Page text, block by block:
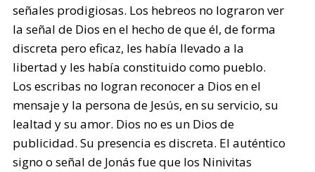
señales prodigiosas. Los hebreos no lograron ver
la señal de Dios en el hecho de que él, de forma
discreta pero eficaz, les había llevado a la
libertad y les había constituido como pueblo.
Los escribas no logran reconocer a Dios en el
mensaje y la persona de Jesús, en su servicio, su
lealtad y su amor. Dios no es un Dios de
publicidad. Su presencia es discreta. El auténtico
signo o señal de Jonás fue que los Ninivitas